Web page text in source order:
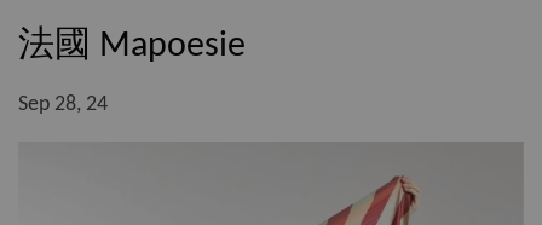
法國 Mapoesie
Sep 28, 24